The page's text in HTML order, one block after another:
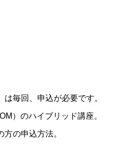
毎回、申込が必要です。
）のハイブリッド講座。
の申込方法。